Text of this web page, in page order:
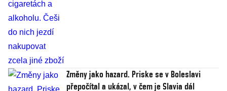
Změny jako hazard. Priske se v Boleslavi
přepočítal a ukázal, v čem je Slavia dál